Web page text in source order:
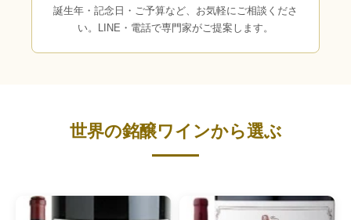
誕生年・記念日・ご予算など、お気軽にご相談くださ
い。LINE・電話で専門家がご提案します。
世界の銘醸ワインから選ぶ